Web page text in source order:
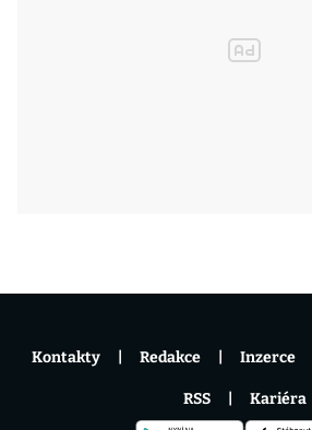
Kontakty Redakce Inzerce
RSS Kariéra